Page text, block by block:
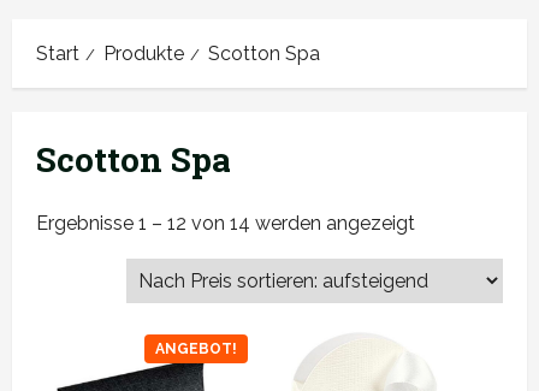
Start Produkte Scotton Spa
Scotton Spa
Ergebnisse 1 – 12 von 14 werden angezeigtNach
Preis
sortiert:
ANGEBOT!